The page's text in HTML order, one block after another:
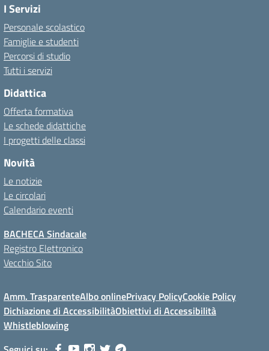
I Servizi
Personale scolastico
Famiglie e studenti
Percorsi di studio
Tutti i servizi
Didattica
Offerta formativa
Le schede didattiche
I progetti delle classi
Novità
Le notizie
Le circolari
Calendario eventi
BACHECA Sindacale
Registro Elettronico
Vecchio Sito
Amm. TrasparenteAlbo onlinePrivacy PolicyCookie Policy
Dichiazione di AccessibilitàObiettivi di Accessibilità
Whistleblowing